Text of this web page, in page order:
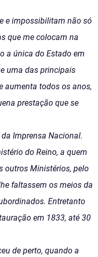
e impossibilitam não só
que me colocam na
a única do Estado em
uma das principais
aumenta todos os anos,
prestação que se
Imprensa Nacional.
do Reino, a quem
outros Ministérios, pelo
faltassem os meios da
Entretanto
em 1833, até 30
de perto, quando a